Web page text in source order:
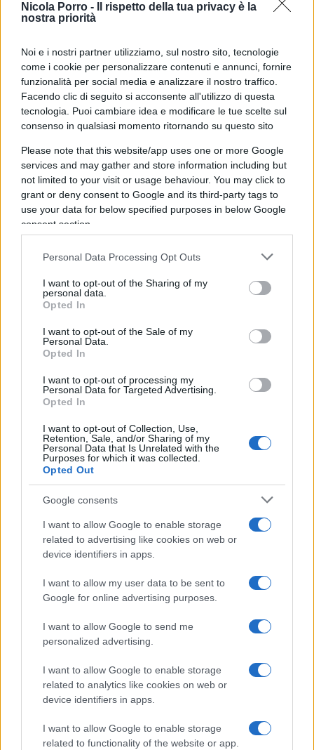
Nicola Porro -
Il rispetto della tua privacy è la
nostra priorità
Noi e i nostri partner utilizziamo, sul nostro sito, tecnologie
come i cookie per personalizzare contenuti e annunci, fornire
funzionalità per social media e analizzare il nostro traffico.
Facendo clic di seguito si acconsente all'utilizzo di questa
tecnologia. Puoi cambiare idea e modificare le tue scelte sul
consenso in qualsiasi momento ritornando su questo sito
Please note that this website/app uses one or more Google
services and may gather and store information including but
not limited to your visit or usage behaviour. You may click to
grant or deny consent to Google and its third-party tags to
use your data for below specified purposes in below Google
consent section.
Personal Data Processing Opt Outs
I want to opt-out of the Sharing of my
personal data.
Opted In
I want to opt-out of the Sale of my
Personal Data.
Opted In
I want to opt-out of processing my
Personal Data for Targeted Advertising.
Opted In
I want to opt-out of Collection, Use,
Retention, Sale, and/or Sharing of my
Personal Data that Is Unrelated with the
Purposes for which it was collected.
Opted Out
Google consents
I want to allow Google to enable storage
related to advertising like cookies on web or
device identifiers in apps.
I want to allow my user data to be sent to
Google for online advertising purposes.
I want to allow Google to send me
personalized advertising.
I want to allow Google to enable storage
related to analytics like cookies on web or
device identifiers in apps.
I want to allow Google to enable storage
related to functionality of the website or app.
Renzi, detto il Bomba e anche il Bullo, ricorda la
le facce, per l’appunto, virano entrambe sulla
commedia: al 2%, detta le sue condizioni: dove
vuole andare? E nella sua ciambella di salvataggio
non affoga solo la decenza nazionale dopo i 500
supercriminali sguinzagliati: c’è almeno un altro
paio di squallori pret a porter, quello della fiera
delle toghe alCsm, dalle cui intercettazioni il Pd e
i suoi derivati escono introjanati fino alle
orecchie, e le presunte manovre ai danni diDi
Matteoriferite da lui medesimo. Robaccia di cui
avesse la faccia di silicone.
In pochi anni il nostro Leopoldo II ha contraddetto
tutto e il contrario di tutto, è corresponsabile della
afflusso di migranti (Emma Bonino dixit), di aver
fatto le scarpe a quelli che dovevano star sereni,
di essersele fatte da solo, di avere sfibrato la
sinistra istituzionale, di avere salvato con la
respirazione bocca a bocca gli agonizzanti grillini.
Perché se saltava, come era giusto, Bonafede,
veniva giù tutto. Invece, per la vanità di un
bischero, sia detto con vernacolare indulgenza,
tutto resta uguale ed è banale la nostra
disperazione scandita a colpi di dpcm per piccoli
decreti che non vengono. Una pistola ad acqua,
ma bastante a spegnere il rogo sotto la poltrona
un altro giorno, si vedrà come e cosa sabotare.
Ma che bella politica, degna di Houdini o della
contorsionista del conte Mascetti, che un bel
furgone di passaggio e nessuno la vide più. Più